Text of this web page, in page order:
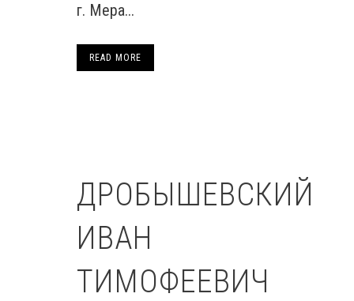
г. Мера...
READ MORE
ДРОБЫШЕВСКИЙ
ИВАН
ТИМОФЕЕВИЧ